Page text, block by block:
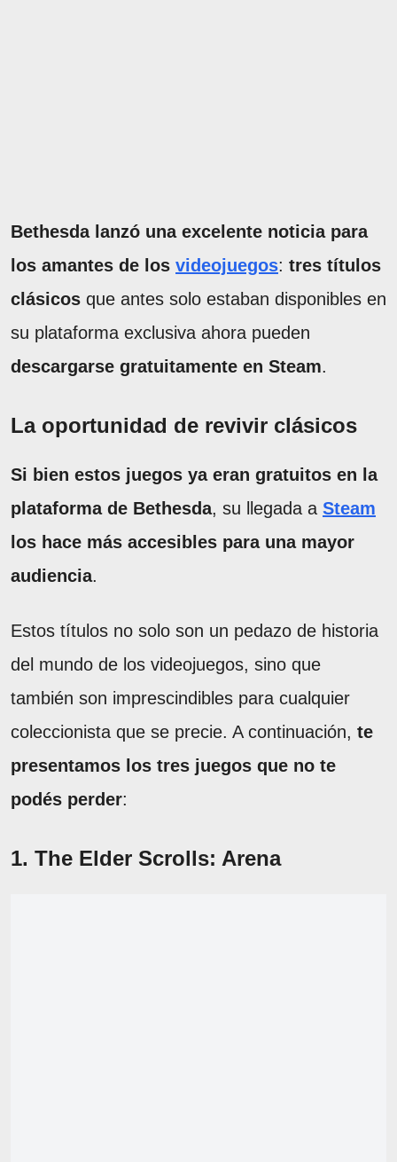
Bethesda lanzó una excelente noticia para
los amantes de los videojuegos: tres títulos
clásicos que antes solo estaban disponibles en
su plataforma exclusiva ahora pueden
descargarse gratuitamente en Steam.
La oportunidad de revivir clásicos
Si bien estos juegos ya eran gratuitos en la
plataforma de Bethesda, su llegada a Steam
los hace más accesibles para una mayor
audiencia.
Estos títulos no solo son un pedazo de historia
del mundo de los videojuegos, sino que
también son imprescindibles para cualquier
coleccionista que se precie. A continuación, te
presentamos los tres juegos que no te
podés perder:
1. The Elder Scrolls: Arena